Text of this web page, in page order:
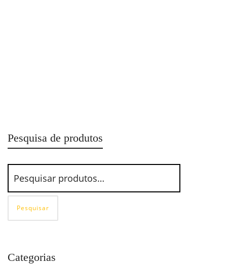
Pesquisa de produtos
Pesquisar
Categorias